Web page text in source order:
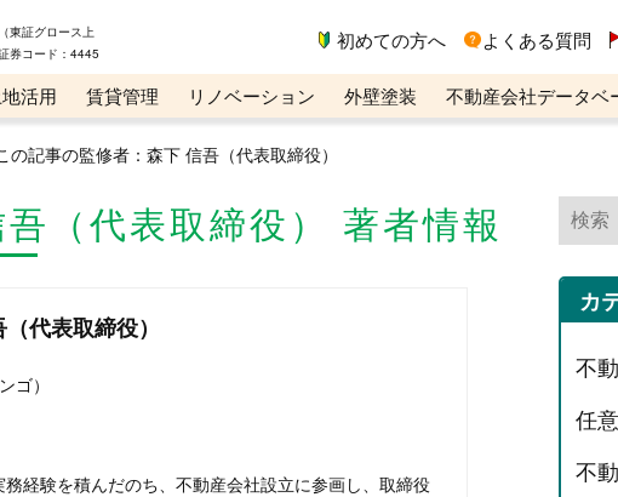
東証グロース上
コード：4445
初めての方へ よくある質問
活用 賃貸管理 リノベーション 外壁塗装
不動産会社データベ
リビンマガジンBiz
の記事の監修者：森下 信吾（代表取締役）
（代表取締役） 著者情報
代表取締役）
ゴ）
経験を積んだのち、不動産会社設立に参画し、取締役
カ
不
任
不